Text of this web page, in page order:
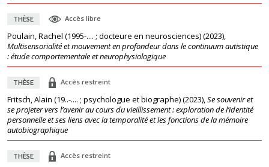
THÈSE Accès libre
Poulain, Rachel (1995-.... ; docteure en neurosciences)(2023),
Multisensorialité et mouvement en profondeur dans le continuum autistique
: étude comportementale et neurophysiologique
THÈSE Accès restreint
Fritsch, Alain (19..-.... ; psychologue et biographe)(2023),Se souvenir et
se projeter vers l’avenir au cours du vieillissement : exploration de l’identité
personnelle et ses liens avec la temporalité et les fonctions de la mémoire
autobiographique
THÈSE Accès restreint